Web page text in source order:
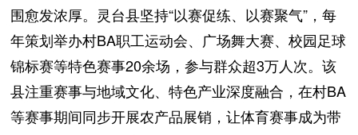
围愈发浓厚。灵台县坚持“以赛促练、以赛聚气”，每
年策划举办村BA职工运动会、广场舞大赛、校园足球
锦标赛等特色赛事20余场，参与群众超3万人次。该
县注重赛事与地域文化、特色产业深度融合，在村BA
等赛事期间同步开展农产品展销，让体育赛事成为带